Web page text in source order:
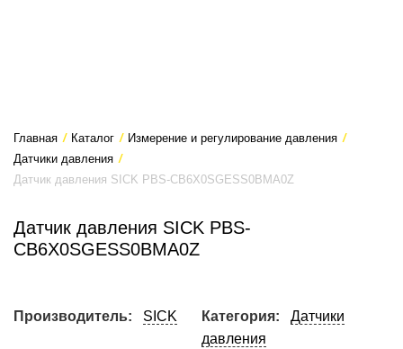
Главная / Каталог / Измерение и регулирование давления /
Датчики давления /
Датчик давления SICK PBS-CB6X0SGESS0BMA0Z
Датчик давления SICK PBS-
CB6X0SGESS0BMA0Z
Производитель: SICK Категория:
Датчики
давления